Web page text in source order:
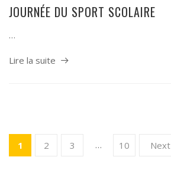
JOURNÉE DU SPORT SCOLAIRE
…
Lire la suite
1 2 3 … 10 Next